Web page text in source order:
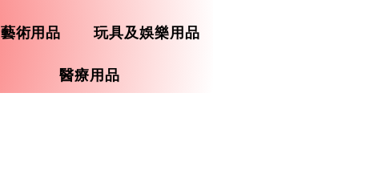
藝術用品 玩具及娛樂用品
醫療用品